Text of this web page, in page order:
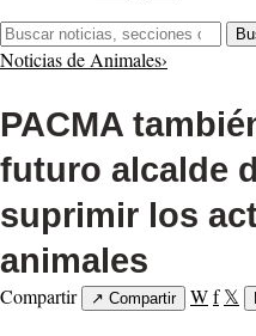
Buscar:
Noticias de Animales›
PACMA
futuro alcalde
suprimir los
animales
Compartir ↗ Compartir Wf 𝕏